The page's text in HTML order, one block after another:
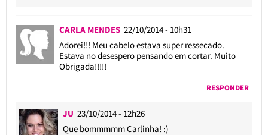
CARLA MENDES 22/10/2014 - 10h31
Adorei!!! Meu cabelo estava super ressecado.
Estava no desespero pensando em cortar. Muito
Obrigada!!!!!
RESPONDER
JU 23/10/2014 - 12h26
Que bommmmm Carlinha! :)